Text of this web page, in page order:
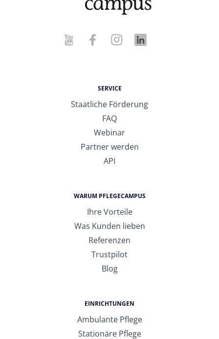
SERVICE
Staatliche Förderung
FAQ
Webinar
Partner werden
API
WARUM PFLEGECAMPUS
Ihre Vorteile
Was Kunden lieben
Referenzen
Trustpilot
Blog
EINRICHTUNGEN
Ambulante Pflege
Stationäre Pflege